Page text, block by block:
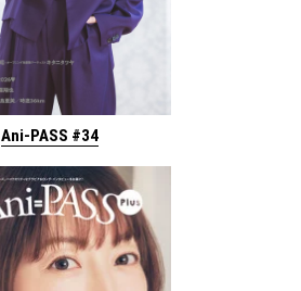
Ani-PASS #34